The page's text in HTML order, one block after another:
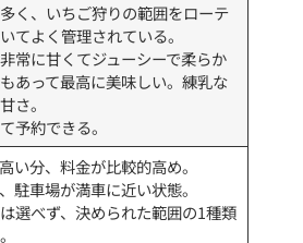
く、いちご狩りの範囲をローテ
てよく管理されている。
常に甘くてジューシーで柔らか
あって最高に美味しい。練乳な
さ。
予約できる。
い分、料金が比較的高め。
駐車場が満車に近い状態。
選べず、決められた範囲の1種類